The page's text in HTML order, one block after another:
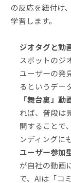
の反応を紐付け
学習します。
ジオタグと動
スポットのジ
ユーザーの発
るというデー
「舞台裏」
れば、普段は
開することで
ンディングに
ユーザー参加
が自社の動画
で、AIは「コ